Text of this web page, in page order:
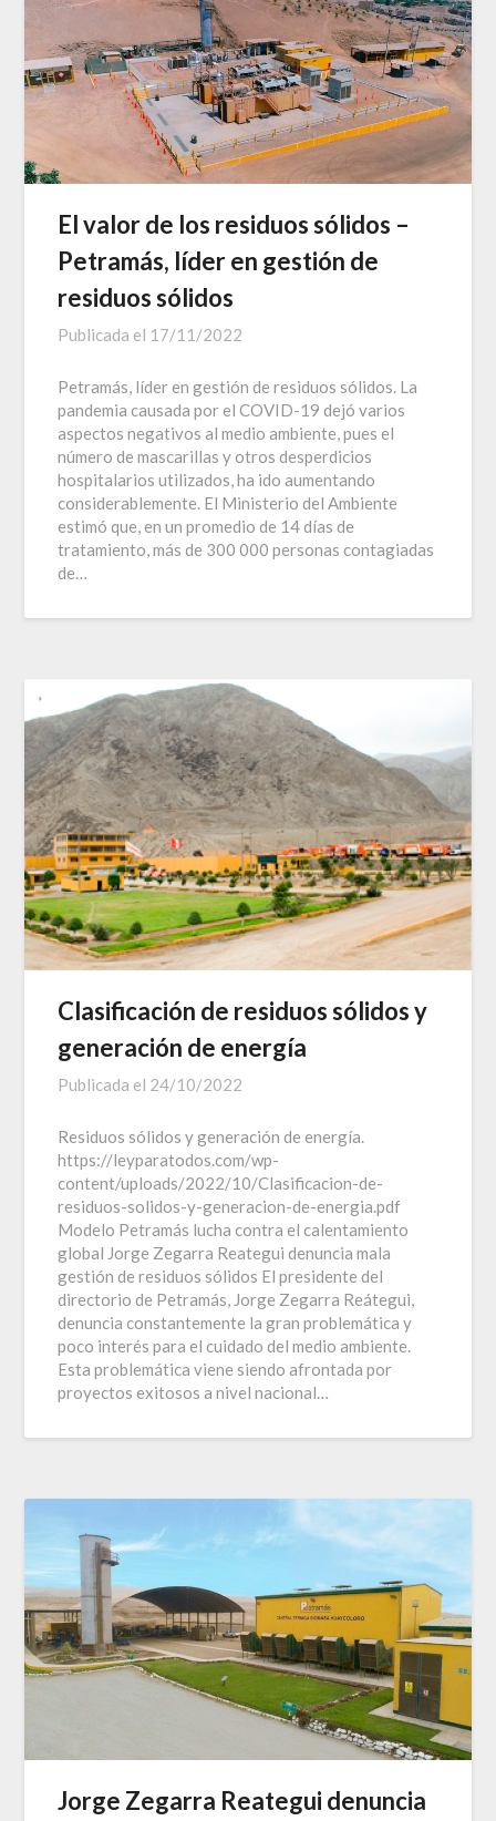
El valor de los residuos sólidos –
Petramás, líder en gestión de
residuos sólidos
Publicada el 17/11/2022
Petramás, líder en gestión de residuos sólidos. La
pandemia causada por el COVID-19 dejó varios
aspectos negativos al medio ambiente, pues el
número de mascarillas y otros desperdicios
hospitalarios utilizados, ha ido aumentando
considerablemente. El Ministerio del Ambiente
estimó que, en un promedio de 14 días de
tratamiento, más de 300 000 personas contagiadas
de…
Clasificación de residuos sólidos y
generación de energía
Publicada el 24/10/2022
Residuos sólidos y generación de energía.
https://leyparatodos.com/wp-
content/uploads/2022/10/Clasificacion-de-
residuos-solidos-y-generacion-de-energia.pdf
Modelo Petramás lucha contra el calentamiento
global Jorge Zegarra Reategui denuncia mala
gestión de residuos sólidos El presidente del
directorio de Petramás, Jorge Zegarra Reátegui,
denuncia constantemente la gran problemática y
poco interés para el cuidado del medio ambiente.
Esta problemática viene siendo afrontada por
proyectos exitosos a nivel nacional…
Jorge Zegarra Reategui denuncia